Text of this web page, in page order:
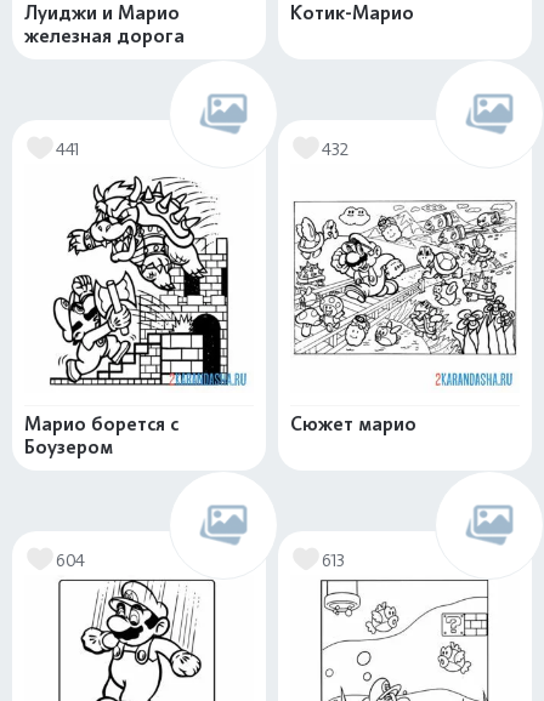
Луиджи и Марио
железная дорога
Котик-Марио
441
Марио борется с
Боузером
432
Сюжет марио
604 613